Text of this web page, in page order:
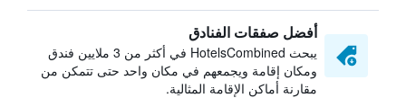
أفضل صفقات الفنادق
يبحث HotelsCombined في أكثر من 3 ملايين فندق
ومكان إقامة ويجمعهم في مكان واحد حتى تتمكن من
مقارنة أماكن الإقامة المثالية.